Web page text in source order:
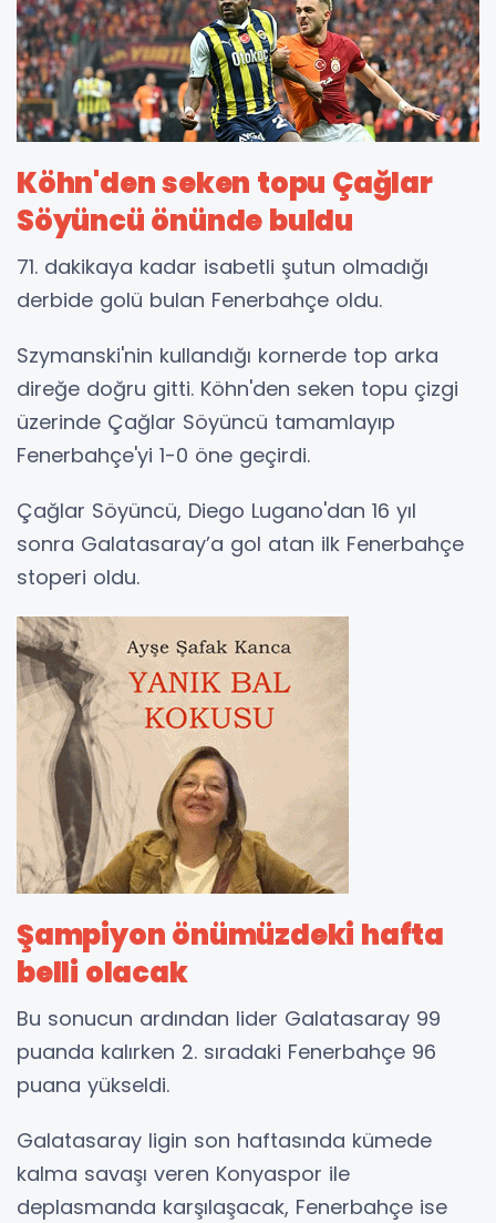
Köhn'den seken topu Çağlar
Söyüncü önünde buldu
71. dakikaya kadar isabetli şutun olmadığı
derbide golü bulan Fenerbahçe oldu.
Szymanski'nin kullandığı kornerde top arka
direğe doğru gitti. Köhn'den seken topu çizgi
üzerinde Çağlar Söyüncü tamamlayıp
Fenerbahçe'yi 1-0 öne geçirdi.
Çağlar Söyüncü, Diego Lugano'dan 16 yıl
sonra Galatasaray’a gol atan ilk Fenerbahçe
stoperi oldu.
Şampiyon önümüzdeki hafta
belli olacak
Bu sonucun ardından lider Galatasaray 99
puanda kalırken 2. sıradaki Fenerbahçe 96
puana yükseldi.
Galatasaray ligin son haftasında kümede
kalma savaşı veren Konyaspor ile
deplasmanda karşılaşacak, Fenerbahçe ise